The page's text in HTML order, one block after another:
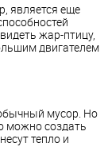
является еще
жар-птицу,
двигателем
мусор. Но
можно создать
тепло и